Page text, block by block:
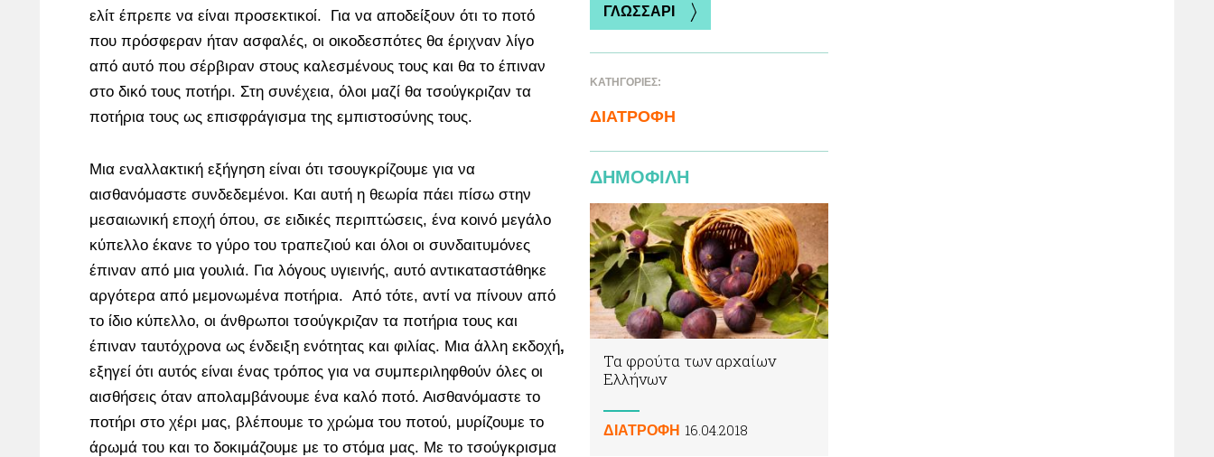
ελίτ έπρεπε να είναι προσεκτικοί. Για να αποδείξουν ότι το ποτό
που πρόσφεραν ήταν ασφαλές, οι οικοδεσπότες θα έριχναν λίγο
από αυτό που σέρβιραν στους καλεσμένους τους και θα το έπιναν
στο δικό τους ποτήρι. Στη συνέχεια, όλοι μαζί θα τσούγκριζαν τα
ποτήρια τους ως επισφράγισμα της εμπιστοσύνης τους.
Μια εναλλακτική εξήγηση είναι ότι τσουγκρίζουμε για να
αισθανόμαστε συνδεδεμένοι. Και αυτή η θεωρία πάει πίσω στην
μεσαιωνική εποχή όπου, σε ειδικές περιπτώσεις, ένα κοινό μεγάλο
κύπελλο έκανε το γύρο του τραπεζιού και όλοι οι συνδαιτυμόνες
έπιναν από μια γουλιά. Για λόγους υγιεινής, αυτό αντικαταστάθηκε
αργότερα από μεμονωμένα ποτήρια. Από τότε, αντί να πίνουν από
το ίδιο κύπελλο, οι άνθρωποι τσούγκριζαν τα ποτήρια τους και
έπιναν ταυτόχρονα ως ένδειξη ενότητας και φιλίας. Μια άλλη εκδοχή,
εξηγεί ότι αυτός είναι ένας τρόπος για να συμπεριληφθούν όλες οι
αισθήσεις όταν απολαμβάνουμε ένα καλό ποτό. Αισθανόμαστε το
ποτήρι στο χέρι μας, βλέπουμε το χρώμα του ποτού, μυρίζουμε το
άρωμά του και το δοκιμάζουμε με το στόμα μας. Με το τσούγκρισμα
ΓΛΩΣΣΑΡΙ
ΚΑΤΗΓΟΡΙΕΣ:
ΔΙΑΤΡΟΦΗ
ΔΗΜΟΦΙΛΗ
Τα φρούτα των αρχαίων
Ελλήνων
ΔΙΑΤΡΟΦΗ 16.04.2018